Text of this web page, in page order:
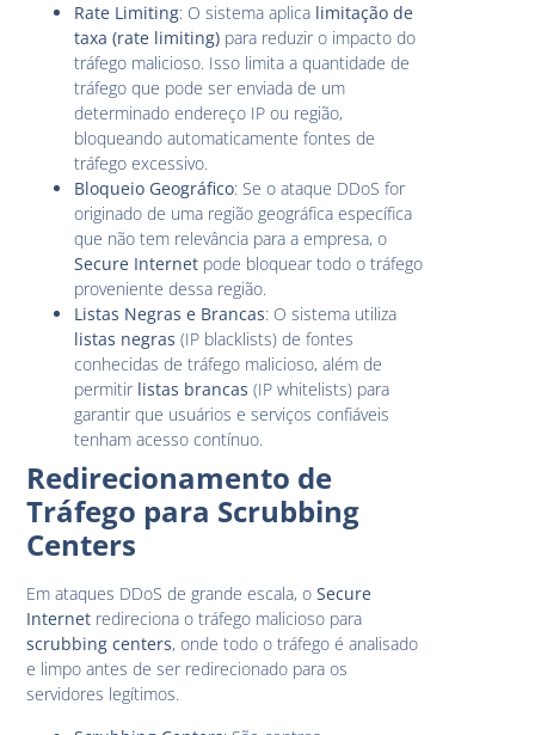
Rate Limiting: O sistema aplica limitação de
taxa (rate limiting) para reduzir o impacto do
tráfego malicioso. Isso limita a quantidade de
tráfego que pode ser enviada de um
determinado endereço IP ou região,
bloqueando automaticamente fontes de
tráfego excessivo.
Bloqueio Geográfico: Se o ataque DDoS for
originado de uma região geográfica específica
que não tem relevância para a empresa, o
Secure Internet pode bloquear todo o tráfego
proveniente dessa região.
Listas Negras e Brancas: O sistema utiliza
listas negras (IP blacklists) de fontes
conhecidas de tráfego malicioso, além de
permitir listas brancas (IP whitelists) para
garantir que usuários e serviços confiáveis
tenham acesso contínuo.
Redirecionamento de
Tráfego para Scrubbing
Centers
Em ataques DDoS de grande escala, oSecure
Internet redireciona o tráfego malicioso para
scrubbing centers, onde todo o tráfego é analisado
e limpo antes de ser redirecionado para os
servidores legítimos.